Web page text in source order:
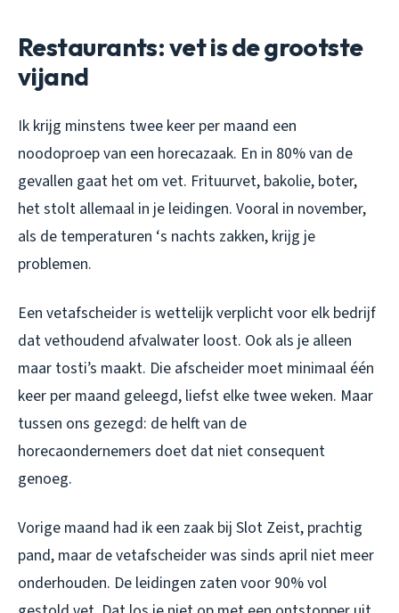
Restaurants: vet is de grootste
vijand
Ik krijg minstens twee keer per maand een
noodoproep van een horecazaak. En in 80% van de
gevallen gaat het om vet. Frituurvet, bakolie, boter,
het stolt allemaal in je leidingen. Vooral in november,
als de temperaturen ‘s nachts zakken, krijg je
problemen.
Een vetafscheider is wettelijk verplicht voor elk bedrijf
dat vethoudend afvalwater loost. Ook als je alleen
maar tosti’s maakt. Die afscheider moet minimaal één
keer per maand geleegd, liefst elke twee weken. Maar
tussen ons gezegd: de helft van de
horecaondernemers doet dat niet consequent
genoeg.
Vorige maand had ik een zaak bij Slot Zeist, prachtig
pand, maar de vetafscheider was sinds april niet meer
onderhouden. De leidingen zaten voor 90% vol